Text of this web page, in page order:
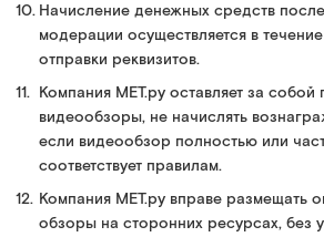
Начисление денежных средств
модерации осуществляется в
отправки реквизитов.
Компания МЕТ.ру оставляет за собой
видеообзоры, не начислять
если видеообзор полностью или
соответствует правилам.
Компания МЕТ.ру вправе размещать
обзоры на сторонних ресурсах, без